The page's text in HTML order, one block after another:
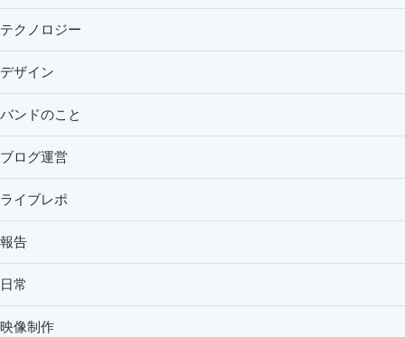
テクノロジー
デザイン
バンドのこと
ブログ運営
ライブレポ
報告
日常
映像制作